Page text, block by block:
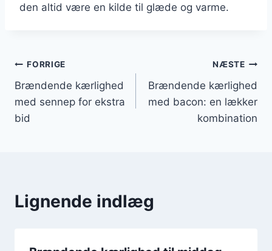
den altid være en kilde til glæde og varme.
Indlægsnavigation
FORRIGE
Brændende kærlighed
med sennep for ekstra
bid
NÆSTE
Brændende kærlighed
med bacon: en lækker
kombination
Lignende indlæg